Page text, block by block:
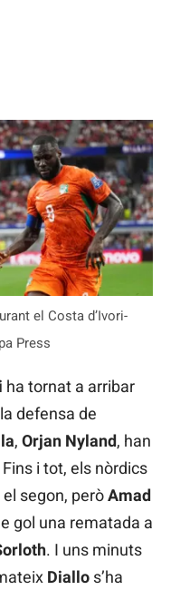
el Costa d’Ivori-
Press
ha tornat a arribar
defensa de
, Orjan Nyland, han
i tot, els nòrdics
segon, peròAmad
gol una rematada a
. I uns minuts
Diallo s’ha